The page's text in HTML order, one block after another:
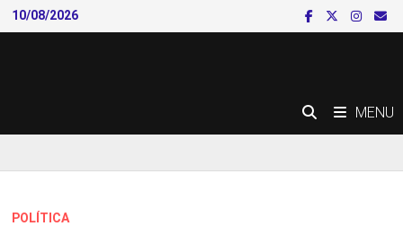
Skip
to
10/08/2026
MENU
POLÍTICA